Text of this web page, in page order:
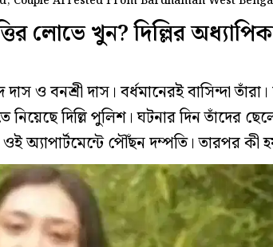
খুন? দিল্লির অধ্যাপিকা
দাস। বর্ধমানেরই বাসিন্দা
দিল্লি পুলিশ। ঘটনার দিন তাঁদের
অ্যাপার্টমেন্টে পৌঁছন দম্পতি। তারপর কী